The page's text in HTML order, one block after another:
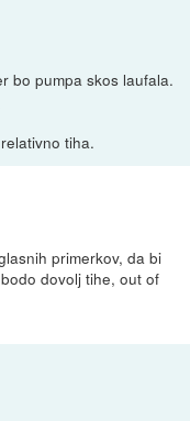
bo pumpa skos laufala.
tiha.
primerkov, da bi
dovolj tihe, out of